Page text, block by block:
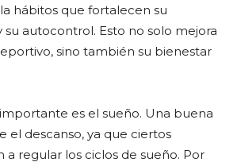
hábitos que fortalecen su
su autocontrol. Esto no solo mejora
sino también su bienestar
es el sueño. Una buena
el descanso, ya que ciertos
a regular los ciclos de sueño. Por